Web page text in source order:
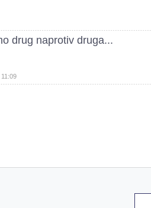
drug naprotiv druga...